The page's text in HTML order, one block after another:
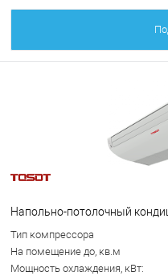
Напольно-потолочный
Тип компрессора
На помещение до, кв.м
Мощность охлаждения, кВт: